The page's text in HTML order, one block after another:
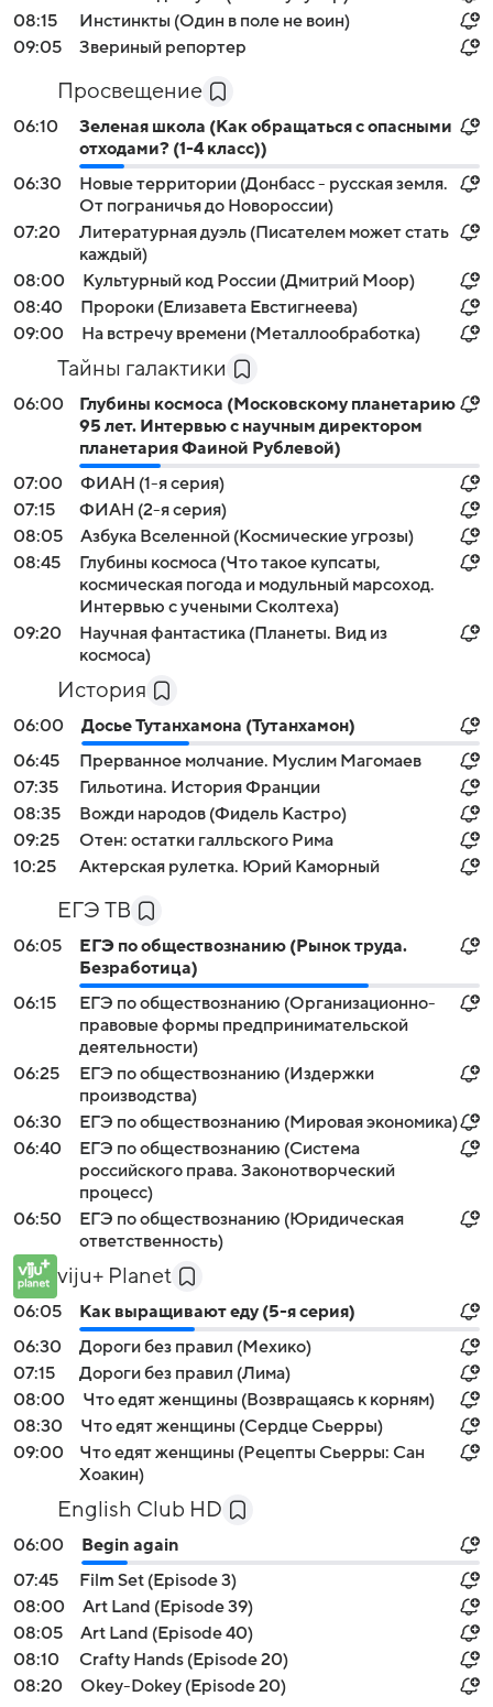
08:15
Инстинкты (Один в поле не воин)
09:05
Звериный репортер
Просвещение
06:10
Зеленая школа (Как обращаться с опасными
отходами? (1-4 класс))
06:30
Новые территории (Донбасс - русская земля.
От пограничья до Новороссии)
07:20
Литературная дуэль (Писателем может стать
каждый)
08:00
Культурный код России (Дмитрий Моор)
08:40
Пророки (Елизавета Евстигнеева)
09:00
На встречу времени (Металлообработка)
Тайны галактики
06:00
Глубины космоса (Московскому планетарию
95 лет. Интервью с научным директором
планетария Фаиной Рублевой)
07:00
ФИАН (1-я серия)
07:15
ФИАН (2-я серия)
08:05
Азбука Вселенной (Космические угрозы)
08:45
Глубины космоса (Что такое купсаты,
космическая погода и модульный марсоход.
Интервью с учеными Сколтеха)
09:20
Научная фантастика (Планеты. Вид из
космоса)
История
06:00
Досье Тутанхамона (Тутанхамон)
06:45
Прерванное молчание. Муслим Магомаев
07:35
Гильотина. История Франции
08:35
Вожди народов (Фидель Кастро)
09:25
Отен: остатки галльского Рима
10:25
Актерская рулетка. Юрий Каморный
ЕГЭ ТВ
06:05
ЕГЭ по обществознанию (Рынок труда.
Безработица)
06:15
ЕГЭ по обществознанию (Организационно-
правовые формы предпринимательской
деятельности)
06:25
ЕГЭ по обществознанию (Издержки
производства)
06:30
ЕГЭ по обществознанию (Мировая экономика)
06:40
ЕГЭ по обществознанию (Система
российского права. Законотворческий
процесс)
06:50
ЕГЭ по обществознанию (Юридическая
ответственность)
viju+ Planet
06:05
Как выращивают еду (5-я серия)
06:30
Дороги без правил (Мехико)
07:15
Дороги без правил (Лима)
08:00
Что едят женщины (Возвращаясь к корням)
08:30
Что едят женщины (Сердце Сьерры)
09:00
Что едят женщины (Рецепты Сьерры: Сан
Хоакин)
English Club HD
06:00
Begin again
07:45
Film Set (Episode 3)
08:00
Art Land (Episode 39)
08:05
Art Land (Episode 40)
08:10
Crafty Hands (Episode 20)
08:20
Okey-Dokey (Episode 20)